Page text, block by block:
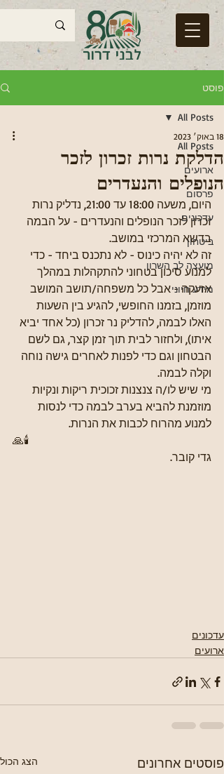
פוסט
All Posts
ארועים
פרסום
עדכונים
ביטחון
מועצה לב השרון
מידע חיוני
All Posts
הדלקת נרות זכרון לזכר
הנופלים והנעדרים
18 באוק׳ 2023
היום, משעה 18:00 עד 21:00, נדליק נרות
זכרון לזכר הנופלים והנעדרים - על הבמה
בדשא המרכזי במושב.
זה לא יהיה כינוס - לא נתכנס ביחד - כדי
למנוע סיכון בטחוני להתקהלות במהלך
אזעקה - אבל כל משפחה/תושב המושב
מוזמן, בזמנו החופשי, להגיע בין השעות
האלו לבמה, להדליק נר זכרון (כל אחד יביא
איתו), ולחזור לבית תוך זמן קצר, גם לשם
הבטחון וגם כדי לפנות לאחרים גישה נוחה
וקלה לבמה.
מי שיש לו/ה צנצנות זכוכית ריקות ונקיות
מוזמנת להביא בערב לבמה כדי לנסות
למנוע מהרוח לכבות את הנרות.
🙏🕯
גדי קובר.
עדכונים
ארועים
פוסטים אחרונים הצג הכול